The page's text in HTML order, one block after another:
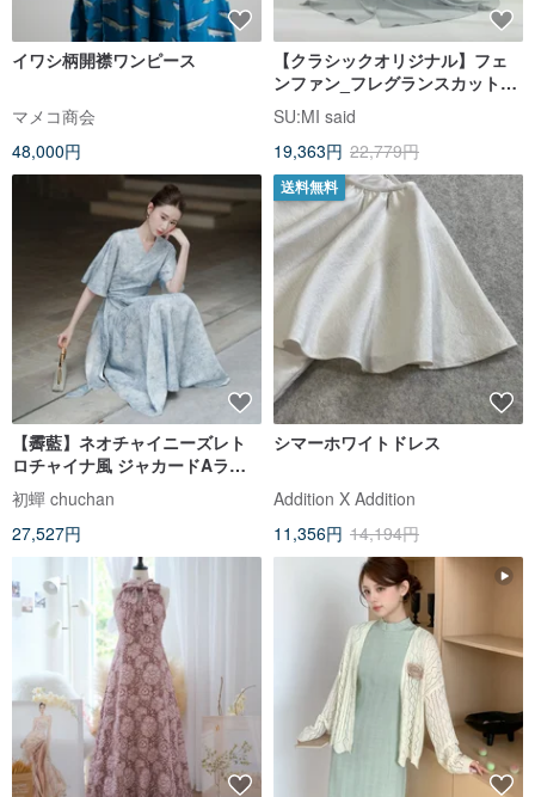
イワシ柄開襟ワンピース
マメコ商会
48,000円
【クラシックオリジナル】フェ
ンファン_フレグランスカットス
タンドカラーワンピース
_CLD029_ライトブルー
SU:MI said
19,363円 22,779円
【霽藍】ネオチャイニーズレト
ロチャイナ風 ジャカードAライ
ンウエストマーク/交差襟ワンピ
ース
初蟬 chuchan
27,527円
送料無料
シマーホワイトドレス
Addition X Addition
11,356円 14,194円